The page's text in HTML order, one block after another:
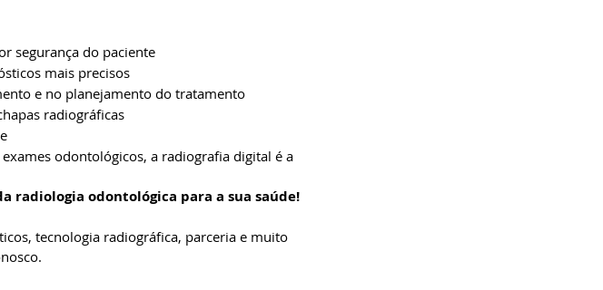
segurança do paciente
mais precisos
e no planejamento do tratamento
radiográficas
odontológicos, a radiografia digital é a
radiologia odontológica para a sua saúde!
tecnologia radiográfica, parceria e muito